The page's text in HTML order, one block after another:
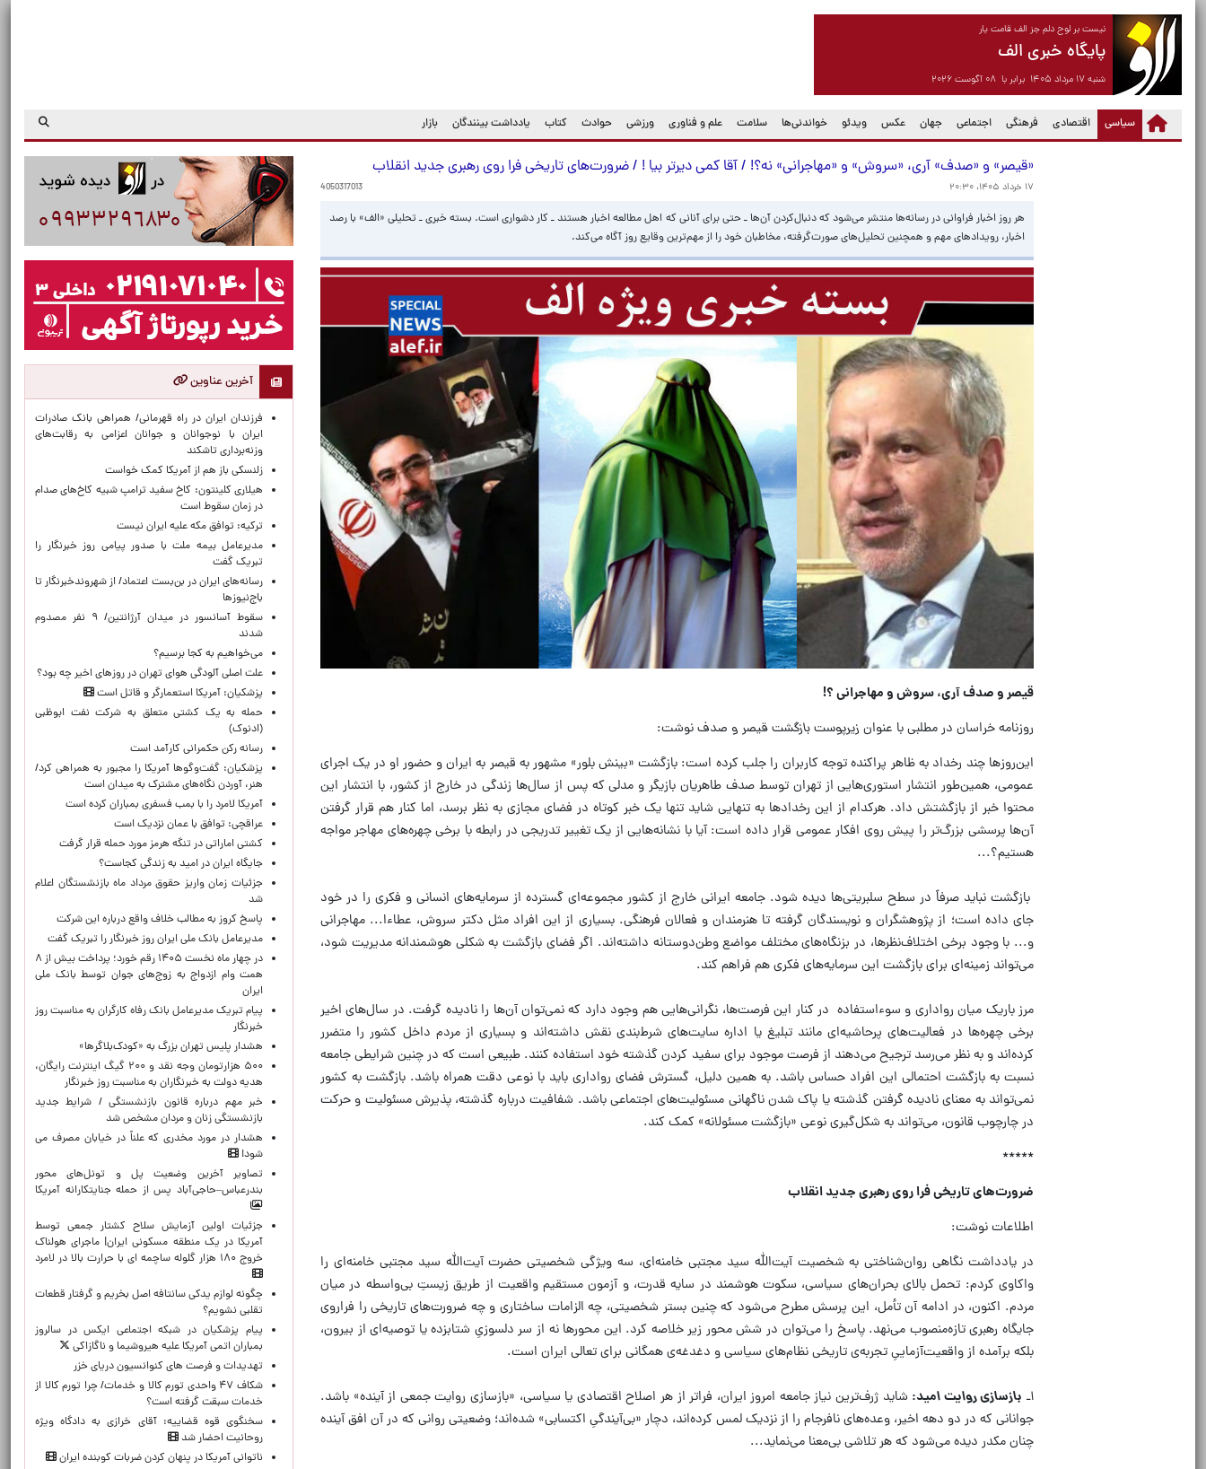
نیست بر لوح دلم جز الف قامت یار
پایگاه خبری الف
شنبه ۱۷ مرداد ۱۴۰۵ برابر با ۰۸ آگوست ۲۰۲۶
سیاسی
(current) اقتصادی فرهنگی اجتماعی جهان عکس ویدئو خواندنی‌ها سلامت علم و فناوری ورزشی حوادث کتاب یادداشت بینندگان بازار
«قیصر» و «صدف» آری، «سروش» و «مهاجرانی» نه؟! / آقا کمی دیرتر بیا ! / ضرورت‌های تاریخی فرا روی رهبری جدید انقلاب
۱۷ خرداد ۱۴۰۵، ۲۰:۳۰ 4050317013
هر روز اخبار فراوانی در رسانه‌ها منتشر می‌شود که دنبال‌کردن آن‌ها ـ حتی برای آنانی که اهل مطالعه اخبار هستند‌ ـ کار دشواری است. بسته خبری ـ تحلیلی «الف» با رصد
اخبار، رویدادهای مهم و همچنین تحلیل‌های صورت‌گرفته، مخاطبان خود را از مهم‌ترین وقایع روز آگاه می‌کند.
قیصر و صدف آری، سروش و مهاجرانی ؟!
روزنامه خراسان در مطلبی با عنوانزیرپوست بازگشت قیصر و صدفنوشت:
این‌روزها چند رخداد به ظاهر پراکنده توجه کاربران را جلب کرده است: بازگشت «بینش بلور» مشهور به قیصر به ایران و حضور او در یک اجرای
عمومی، همین‌طور انتشار استوری‌هایی از تهران توسط صدف طاهریان بازیگر و مدلی که پس از سال‌ها زندگی در خارج از کشور، با انتشار این
محتوا خبر از بازگشتش داد. هرکدام از این رخدادها به تنهایی شاید تنها یک خبر کوتاه در فضای مجازی به نظر برسد، اما کنار هم قرار گرفتن
آن‌ها پرسشی بزرگ‌تر را پیش روی افکار عمومی قرار داده است: آیا با نشانه‌هایی از یک تغییر تدریجی در رابطه با برخی چهره‌های مهاجر مواجه
هستیم؟...
بازگشت نباید صرفاً در سطح سلبریتی‌ها دیده شود. جامعه ایرانی خارج از کشور مجموعه‌ای گسترده از سرمایه‌های انسانی و فکری را در خود
جای داده است؛ از پژوهشگران و نویسندگان گرفته تا هنرمندان و فعالان فرهنگی. بسیاری از این افراد مثل دکتر سروش، عطاءا... مهاجرانی
و... با وجود برخی اختلاف‌نظرها، در بزنگاه‌های مختلف مواضع وطن‌دوستانه داشته‌اند. اگر فضای بازگشت به شکلی هوشمندانه مدیریت شود،
می‌تواند زمینه‌ای برای بازگشت این سرمایه‌های فکری هم فراهم کند.
مرز باریک میان رواداری و سوءاستفاده در کنار این فرصت‌ها، نگرانی‌هایی هم وجود دارد که نمی‌توان آن‌ها را نادیده گرفت. در سال‌های اخیر
برخی چهره‌ها در فعالیت‌های پرحاشیه‌ای مانند تبلیغ یا اداره سایت‌های شرط‌بندی نقش داشته‌اند و بسیاری از مردم داخل کشور را متضرر
کرده‌اند و به نظر می‌رسد ترجیح می‌دهند از فرصت موجود برای سفید کردن گذشته خود استفاده کنند. طبیعی است که در چنین شرایطی جامعه
نسبت به بازگشت احتمالی این افراد حساس باشد. به همین دلیل، گسترش فضای رواداری باید با نوعی دقت همراه باشد. بازگشت به کشور
نمی‌تواند به معنای نادیده گرفتن گذشته یا پاک شدن ناگهانی مسئولیت‌های اجتماعی باشد. شفافیت درباره گذشته، پذیرش مسئولیت و حرکت
در چارچوب قانون، می‌تواند به شکل‌گیری نوعی «بازگشت مسئولانه» کمک کند.
*****
ضرورت‌های تاریخی فرا روی رهبری جدید انقلاب
اطلاعات نوشت:
در یادداشت نگاهی روان‌شناختی به شخصیت آیت‌الله سید مجتبی خامنه‌ای، سه ویژگی شخصیتی حضرت آیت‌الله سید مجتبی خامنه‌ای را
واکاوی کردم: تحمل بالای بحران‌های سیاسی، سکوت هوشمند در سایه قدرت، و آزمون مستقیم واقعیت از طریق زیستِ بی‌واسطه در میان
مردم. اکنون، در ادامه آن تأمل، این پرسش مطرح می‌شود که چنین بستر شخصیتی، چه الزامات ساختاری و چه ضرورت‌های تاریخی را فراروی
جایگاه رهبری تازه‌منصوب می‌نهد. پاسخ را می‌توان در شش محور زیر خلاصه کرد. این محورها نه از سر دلسوزیِ شتابزده یا توصیه‌ای از بیرون،
بلکه برآمده از واقعیت‌آزماییِ تجربه‌ی تاریخی نظام‌های سیاسی و دغدغه‌ی همگانی برای تعالی ایران است.
۱ـ بازسازی روایت امید: شاید ژرف‌ترین نیاز جامعه امروز ایران، فراتر از هر اصلاح اقتصادی یا سیاسی، «بازسازی روایت جمعی از آینده» باشد.
جوانانی که در دو دهه اخیر، وعده‌های نافرجام را از نزدیک لمس کرده‌اند، دچار «بی‌آیندگیِ اکتسابی» شده‌اند؛ وضعیتی روانی که در آن افق آینده
چنان مکدر دیده می‌شود که هر تلاشی بی‌معنا می‌نماید...
آخرین عناوین
​فرزندان ایران در راه قهرمانی/ همراهی بانک صادرات
ایران با نوجوانان و جوانان اعزامی به رقابت‌های
وزنه‌برداری تاشکند
زلنسکی باز هم از آمریکا کمک خواست
هیلاری کلینتون: کاخ سفید ترامپ شبیه کاخ‌های صدام
در زمان سقوط است
ترکیه: توافق مکه علیه ایران نیست
مدیرعامل بیمه ملت با صدور پیامی روز خبرنگار را
تبریک گفت
رسانه‌های ایران در بن‌بست اعتماد/ از شهروندخبرنگار تا
باج‌نیوزها
سقوط آسانسور در میدان آرژانتین/ ۹ نفر مصدوم
شدند
می‌خواهیم به کجا برسیم؟
علت اصلی آلودگی هوای تهران در روزهای اخیر چه بود؟
پزشکیان: آمریکا استعمارگر و قاتل است
حمله به یک کشتی متعلق به شرکت نفت ابوظبی
(ادنوک)
رسانه رکن حکمرانی کارآمد است
پزشکیان: گفت‌وگوها آمریکا را مجبور به همراهی کرد/
هنر، آوردن نگاه‌های مشترک به میدان است
آمریکا لامرد را با بمب فسفری بمباران کرده است
عراقچی: توافق با عمان نزدیک است
کشتی اماراتی در تنگه هرمز مورد حمله قرار گرفت
جایگاه ایران در امید به زندگی کجاست؟
جزئیات زمان واریز حقوق مرداد ماه بازنشستگان اعلام
شد
پاسخ کروز به مطالب خلاف واقع درباره این شرکت
مدیرعامل بانک ملی ایران روز خبرنگار را تبریک گفت
در چهار ماه نخست ۱۴۰۵ رقم خورد؛ پرداخت بیش از ۸
همت وام ازدواج به زوج‌های جوان توسط بانک ملی
ایران
پیام تبریک مدیرعامل بانک رفاه کارگران به مناسبت روز
خبرنگار
هشدار پلیس تهران بزرگ به «کودک‌بلاگرها»
۵۰۰ هزارتومان وجه نقد و ۲۰۰ گیگ اینترنت رایگان،
هدیه دولت به خبرنگاران به مناسبت روز خبرنگار
خبر مهم درباره قانون بازنشستگی / شرایط جدید
بازنشستگی زنان و مردان مشخص شد
هشدار در مورد مخدری که علناً در خیابان مصرف می
شود!
تصاویر آخرین وضعیت پل و تونل‌های محور
بندرعباس–حاجی‌آباد پس از حمله جنایتکارانه آمریکا
جزئیات اولین آزمایش سلاح کشتار جمعی توسط
آمریکا در یک منطقه مسکونی ایران| ماجرای هولناک
خروج ۱۸۰ هزار گلوله ساچمه ای با حرارت بالا در لامرد
چگونه لوازم یدکی سانتافه اصل بخریم و گرفتار قطعات
تقلبی نشویم؟
پیام پزشکیان در شبکه اجتماعی ایکس در سالروز
بمباران اتمی آمریکا علیه هیروشیما و ناگازاکی
تهدیدات و فرصت های کنوانسیون دریای خزر
شکاف ۴۷ واحدی تورم کالا و خدمات/ چرا تورم کالا از
خدمات سبقت گرفته است؟
سخنگوی قوه قضاییه: آقای خرازی به دادگاه ویژه
روحانیت احضار شد
ناتوانی آمریکا در پنهان کردن ضربات کوبنده ایران